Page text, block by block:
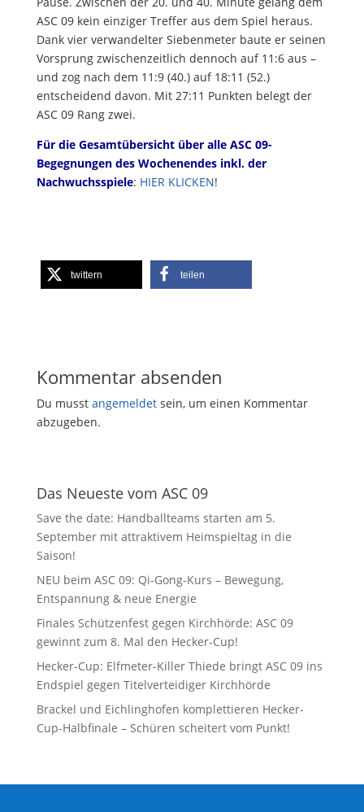
ASC 09 kein einziger Treffer aus dem Spiel heraus.
Dank vier verwandelter Siebenmeter baute er seinen
Vorsprung zwischenzeitlich dennoch auf 11:6 aus –
und zog nach dem 11:9 (40.) auf 18:11 (52.)
entscheidend davon. Mit 27:11 Punkten belegt der
ASC 09 Rang zwei.
Für die Gesamtübersicht über alle ASC 09-
Begegnungen des Wochenendes inkl. der
Nachwuchsspiele: HIER KLICKEN!
twittern teilen
Kommentar absenden
Du musst angemeldetsein, um einen Kommentar
abzugeben.
Das Neueste vom ASC 09
Save the date: Handballteams starten am 5.
September mit attraktivem Heimspieltag in die
Saison!
NEU beim ASC 09: Qi-Gong-Kurs – Bewegung,
Entspannung & neue Energie
Finales Schützenfest gegen Kirchhörde: ASC 09
gewinnt zum 8. Mal den Hecker-Cup!
Hecker-Cup: Elfmeter-Killer Thiede bringt ASC 09 ins
Endspiel gegen Titelverteidiger Kirchhörde
Brackel und Eichlinghofen komplettieren Hecker-
Cup-Halbfinale – Schüren scheitert vom Punkt!